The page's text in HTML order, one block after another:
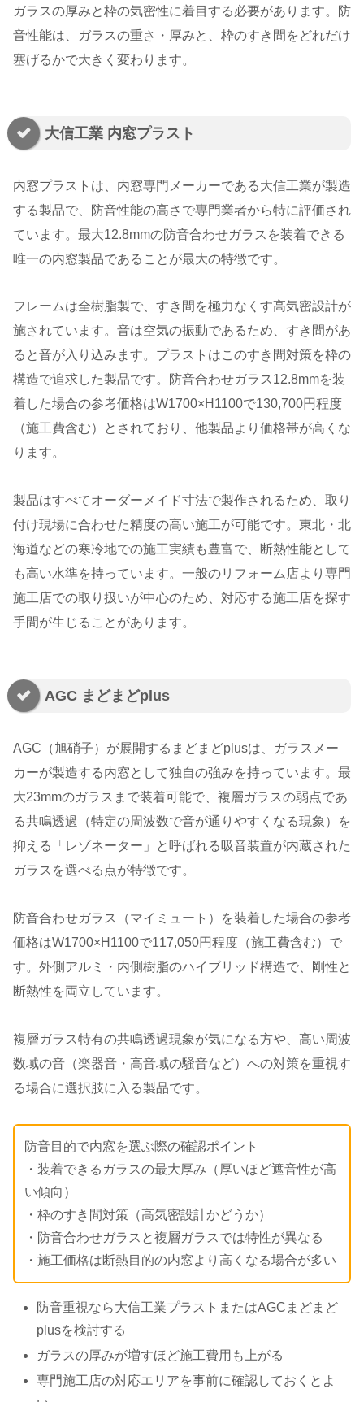
ガラスの厚みと枠の気密性に着目する必要があります。防
音性能は、ガラスの重さ・厚みと、枠のすき間をどれだけ
塞げるかで大きく変わります。
大信工業 内窓プラスト
内窓プラストは、内窓専門メーカーである大信工業が製造
する製品で、防音性能の高さで専門業者から特に評価され
ています。最大12.8mmの防音合わせガラスを装着できる
唯一の内窓製品であることが最大の特徴です。
フレームは全樹脂製で、すき間を極力なくす高気密設計が
施されています。音は空気の振動であるため、すき間があ
ると音が入り込みます。プラストはこのすき間対策を枠の
構造で追求した製品です。防音合わせガラス12.8mmを装
着した場合の参考価格はW1700×H1100で130,700円程度
（施工費含む）とされており、他製品より価格帯が高くな
ります。
製品はすべてオーダーメイド寸法で製作されるため、取り
付け現場に合わせた精度の高い施工が可能です。東北・北
海道などの寒冷地での施工実績も豊富で、断熱性能として
も高い水準を持っています。一般のリフォーム店より専門
施工店での取り扱いが中心のため、対応する施工店を探す
手間が生じることがあります。
AGC まどまどplus
AGC（旭硝子）が展開するまどまどplusは、ガラスメー
カーが製造する内窓として独自の強みを持っています。最
大23mmのガラスまで装着可能で、複層ガラスの弱点であ
る共鳴透過（特定の周波数で音が通りやすくなる現象）を
抑える「レゾネーター」と呼ばれる吸音装置が内蔵された
ガラスを選べる点が特徴です。
防音合わせガラス（マイミュート）を装着した場合の参考
価格はW1700×H1100で117,050円程度（施工費含む）で
す。外側アルミ・内側樹脂のハイブリッド構造で、剛性と
断熱性を両立しています。
複層ガラス特有の共鳴透過現象が気になる方や、高い周波
数域の音（楽器音・高音域の騒音など）への対策を重視す
る場合に選択肢に入る製品です。
防音目的で内窓を選ぶ際の確認ポイント
・装着できるガラスの最大厚み（厚いほど遮音性が高
い傾向）
・枠のすき間対策（高気密設計かどうか）
・防音合わせガラスと複層ガラスでは特性が異なる
・施工価格は断熱目的の内窓より高くなる場合が多い
防音重視なら大信工業プラストまたはAGCまどまど
plusを検討する
ガラスの厚みが増すほど施工費用も上がる
専門施工店の対応エリアを事前に確認しておくとよ